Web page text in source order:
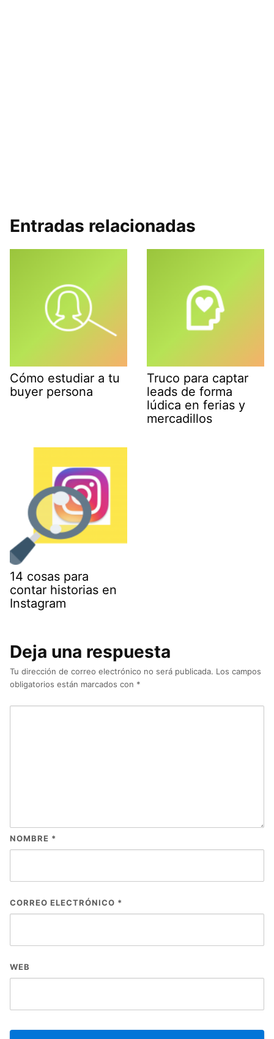
Entradas relacionadas
Cómo estudiar a tu
buyer persona
Truco para captar
leads de forma
lúdica en ferias y
mercadillos
14 cosas para
contar historias en
Instagram
Deja una respuesta
Tu dirección de correo electrónico no será publicada. Los campos
obligatorios están marcados con *
NOMBRE *
CORREO ELECTRÓNICO *
WEB